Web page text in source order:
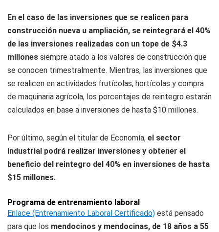
En el caso de las inversiones que se realicen para
construcción nueva u ampliación, se reintegrará el 40%
de las inversiones realizadas con un tope de $4.3
millones siempre atado a los valores de construcción que
se conocen trimestralmente. Mientras, las inversiones que
se realicen en actividades frutícolas, hortícolas y compra
de maquinaria agrícola, los porcentajes de reintegro estarán
calculados en base a inversiones de hasta $10 millones.
Por último, según el titular de Economía, el sector
industrial podrá realizar inversiones y obtener el
beneficio del reintegro del 40% en inversiones de hasta
$15 millones.
Programa de entrenamiento laboral
Enlace (Entrenamiento Laboral Certificado) está pensado
para que los mendocinos y mendocinas, de 18 años a 55